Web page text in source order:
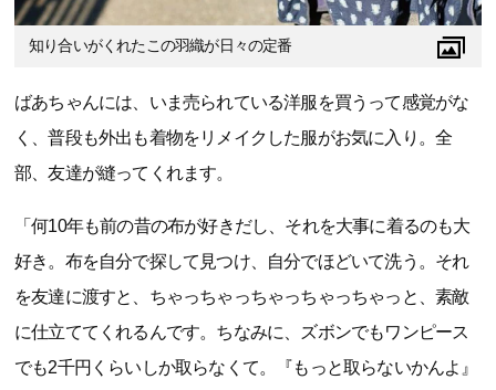
知り合いがくれたこの羽織が日々の定番
ばあちゃんには、いま売られている洋服を買うって感覚がな
く、普段も外出も着物をリメイクした服がお気に入り。全
部、友達が縫ってくれます。
「何10年も前の昔の布が好きだし、それを大事に着るのも大
好き。布を自分で探して見つけ、自分でほどいて洗う。それ
を友達に渡すと、ちゃっちゃっちゃっちゃっちゃっと、素敵
に仕立ててくれるんです。ちなみに、ズボンでもワンピース
でも2千円くらいしか取らなくて。『もっと取らないかんよ』